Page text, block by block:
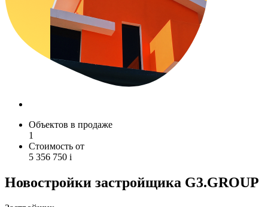
Объектов в продаже
1
Стоимость от
5 356 750 i
Новостройки застройщика G3.GROUP